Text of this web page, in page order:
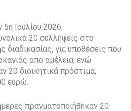
Ιουλίου 2026,
20 συλλήψεις στο
διαδικασίας, για υποθέσεις που
από αμέλεια, ενώ
20 διοικητικά πρόστιμα,
ευρώ.
πραγματοποιήθηκαν 20